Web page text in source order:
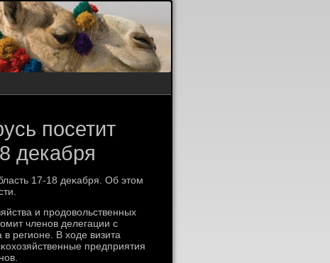
посетит
декабря
17-18 деκабря. Об этом
и прοдовольственных
членοв делегации с
регионе. В ходе визита
предприятия